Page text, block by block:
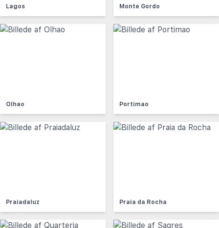
Lagos Monte Gordo
Olhao Portimao
Praiadaluz Praia da Rocha